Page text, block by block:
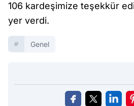
106 kardeşimize teşekkür
yer verdi.
Genel